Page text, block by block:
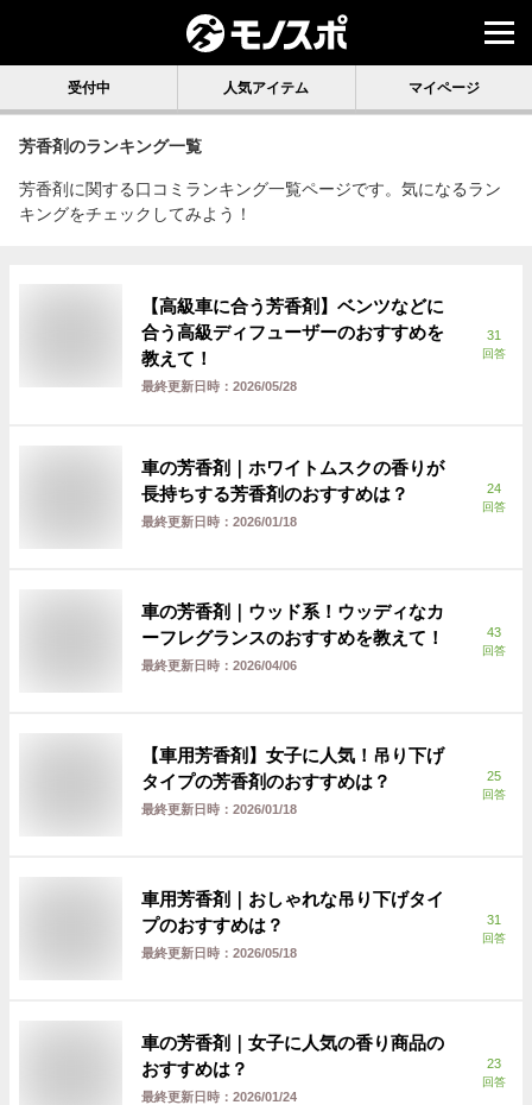
受付中 人気アイテム マイページ
芳香剤のランキング一覧
芳香剤に関する口コミランキング一覧ページです。気になるラン
キングをチェックしてみよう！
【高級車に合う芳香剤】ベンツなどに
合う高級ディフューザーのおすすめを
教えて！
最終更新日時： 2026/05/28
31
回答
車の芳香剤｜ホワイトムスクの香りが
長持ちする芳香剤のおすすめは？
最終更新日時： 2026/01/18
24
回答
車の芳香剤｜ウッド系！ウッディなカ
ーフレグランスのおすすめを教えて！
最終更新日時： 2026/04/06
43
回答
【車用芳香剤】女子に人気！吊り下げ
タイプの芳香剤のおすすめは？
最終更新日時： 2026/01/18
25
回答
車用芳香剤｜おしゃれな吊り下げタイ
プのおすすめは？
最終更新日時： 2026/05/18
31
回答
車の芳香剤｜女子に人気の香り商品の
おすすめは？
最終更新日時： 2026/01/24
23
回答